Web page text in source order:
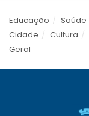
Educação Saúde
Cidade
Cultura
Geral